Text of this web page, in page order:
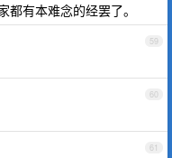
有本难念的经罢了。
59
60
61